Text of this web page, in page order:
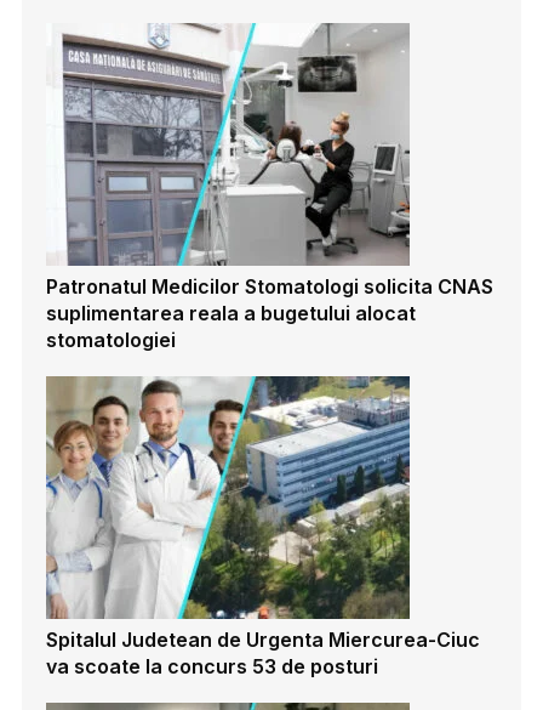
Patronatul Medicilor Stomatologi solicita CNAS
suplimentarea reala a bugetului alocat
stomatologiei
Spitalul Judetean de Urgenta Miercurea-Ciuc
va scoate la concurs 53 de posturi